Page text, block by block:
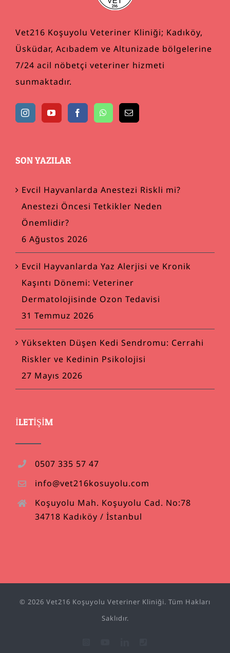
Vet216 Koşuyolu Veteriner Kliniği; Kadıköy,
Üsküdar, Acıbadem ve Altunizade bölgelerine
7/24 acil nöbetçi veteriner hizmeti
sunmaktadır.
SON YAZILAR
Evcil Hayvanlarda Anestezi Riskli mi?
Anestezi Öncesi Tetkikler Neden
Önemlidir?
6 Ağustos 2026
Evcil Hayvanlarda Yaz Alerjisi ve Kronik
Kaşıntı Dönemi: Veteriner
Dermatolojisinde Ozon Tedavisi
31 Temmuz 2026
Yüksekten Düşen Kedi Sendromu: Cerrahi
Riskler ve Kedinin Psikolojisi
27 Mayıs 2026
İLETIŞIM
0507 335 57 47
info@vet216kosuyolu.com
Koşuyolu Mah. Koşuyolu Cad. No:78
34718 Kadıköy / İstanbul
© 2026 Vet216 Koşuyolu Veteriner Kliniği. Tüm Hakları
Saklıdır.